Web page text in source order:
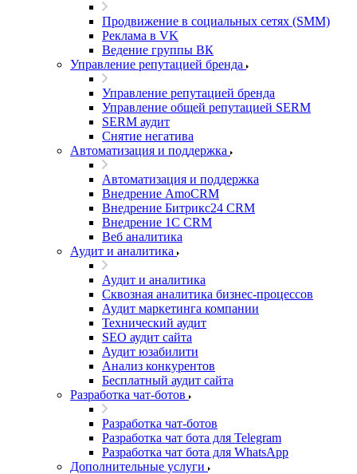
Продвижение в социальных сетях (SMM)
Реклама в VK
Ведение группы ВК
Управление репутацией бренда
Управление репутацией бренда
Управление общей репутацией SERM
SERM аудит
Снятие негатива
Автоматизация и поддержка
Автоматизация и поддержка
Внедрение AmoCRM
Внедрение Битрикс24 CRM
Внедрение 1C CRM
Веб аналитика
Аудит и аналитика
Аудит и аналитика
Сквозная аналитика бизнес-процессов
Аудит маркетинга компании
Технический аудит
SEO аудит сайта
Аудит юзабилити
Анализ конкурентов
Бесплатный аудит сайта
Разработка чат-ботов
Разработка чат-ботов
Разработка чат бота для Telegram
Разработка чат бота для WhatsApp
Дополнительные услуги